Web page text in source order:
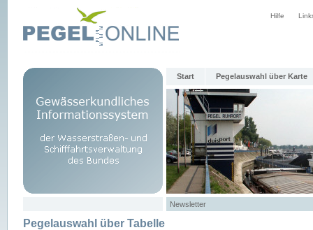
Hilfe
Start Pegelauswahl über Karte
Newsletter
Pegelauswahl über Tabelle